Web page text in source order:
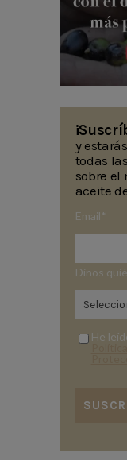
y
todas
sobre el
aceite
Email *
Dinos
He